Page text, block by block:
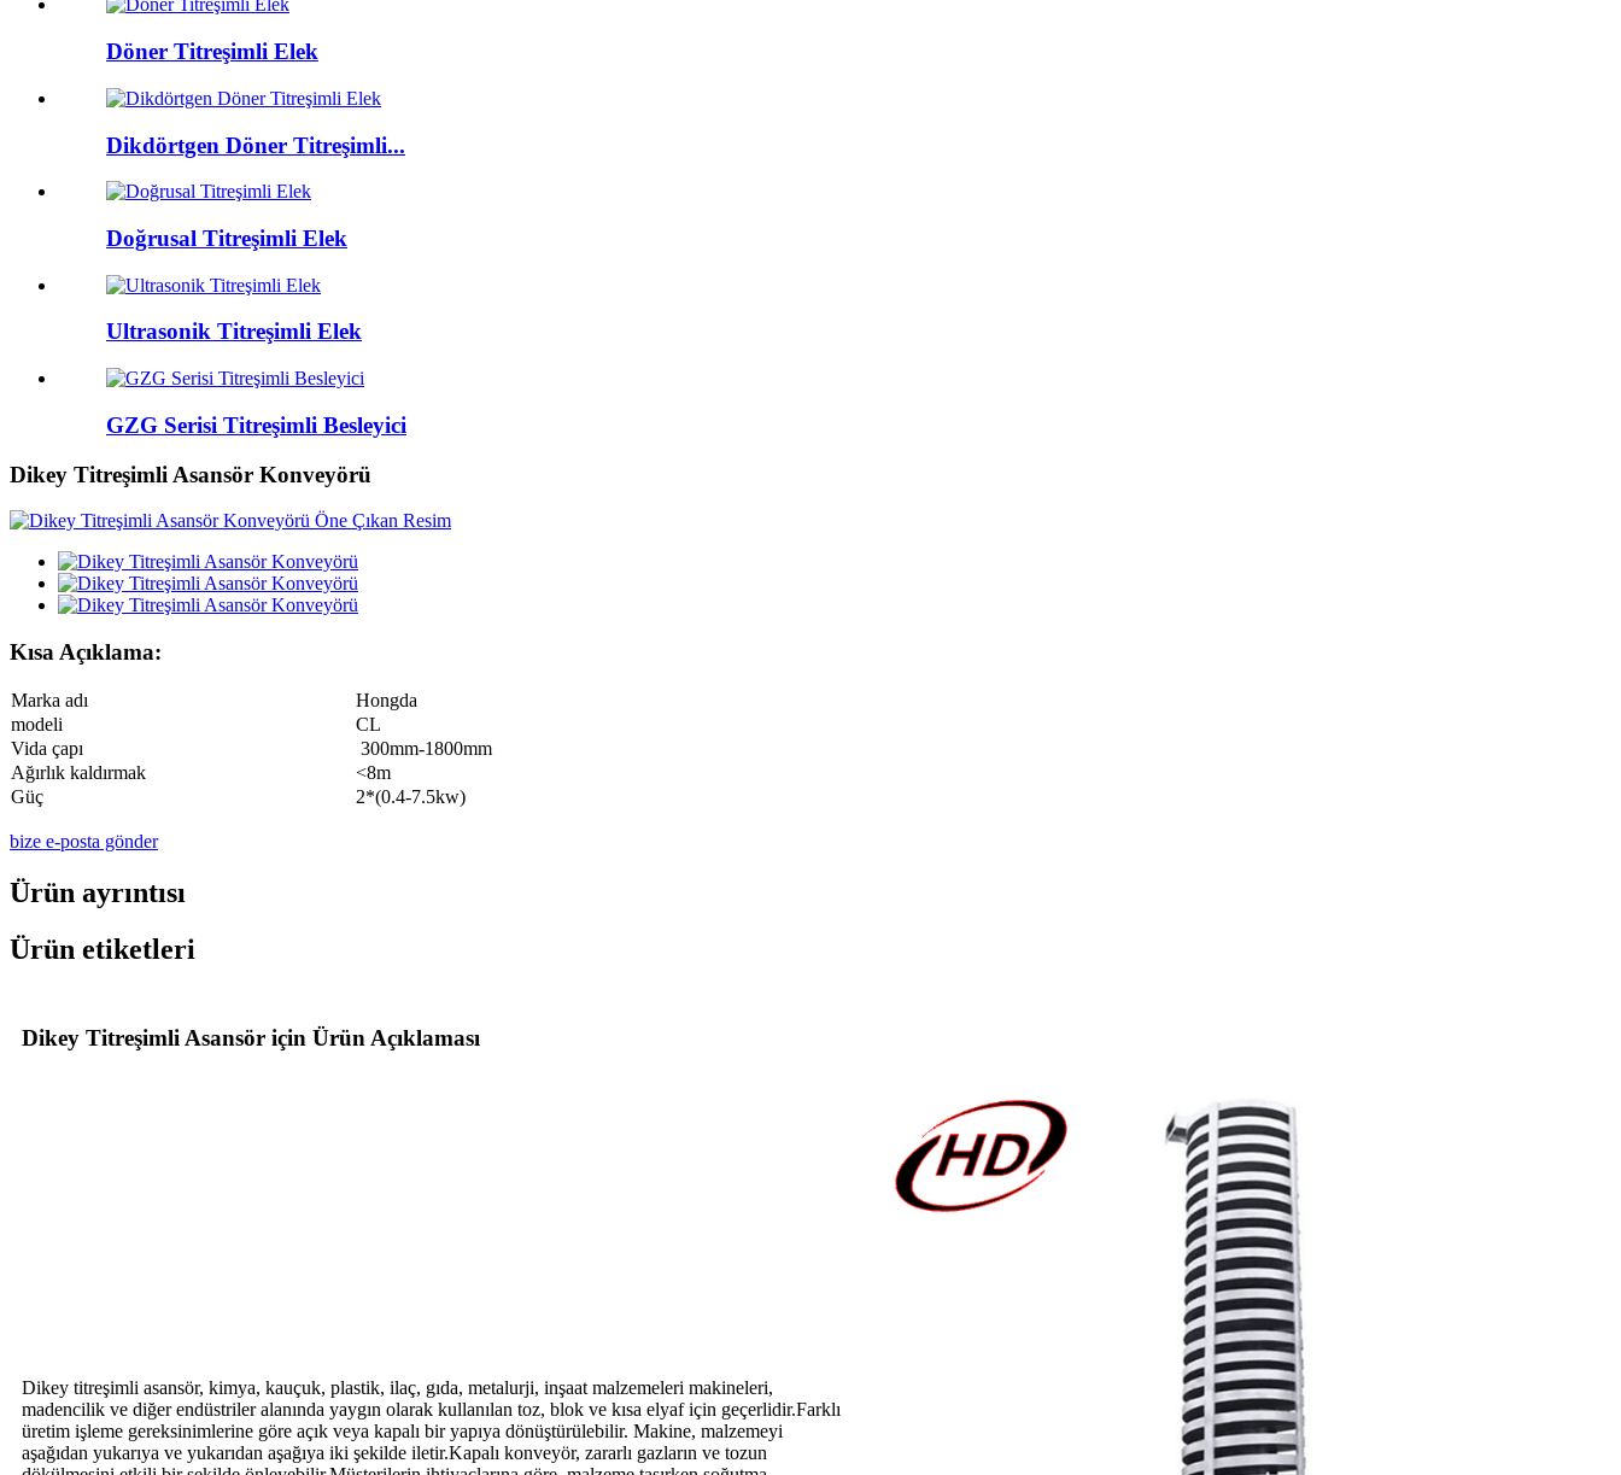
Döner Titreşimli Elek
Dikdörtgen Döner Titreşimli...
Doğrusal Titreşimli Elek
Ultrasonik Titreşimli Elek
GZG Serisi Titreşimli Besleyici
Dikey Titreşimli Asansör Konveyörü
Kısa Açıklama:
Marka adı
Hongda
modeli
CL
Vida çapı
300mm-1800mm
Ağırlık kaldırmak
<8m
Güç
2*(0.4-7.5kw)
bize e-posta gönder
Ürün ayrıntısı
Ürün etiketleri
Dikey Titreşimli Asansör için Ürün Açıklaması
Dikey titreşimli asansör, kimya, kauçuk, plastik, ilaç, gıda, metalurji, inşaat malzemeleri makineleri,
madencilik ve diğer endüstriler alanında yaygın olarak kullanılan toz, blok ve kısa elyaf için geçerlidir.Farklı
üretim işleme gereksinimlerine göre açık veya kapalı bir yapıya dönüştürülebilir. Makine, malzemeyi
aşağıdan yukarıya ve yukarıdan aşağıya iki şekilde iletir.Kapalı konveyör, zararlı gazların ve tozun